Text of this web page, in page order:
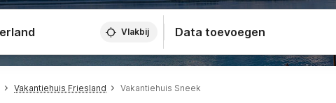
Vlakbij Data toevoegen
Vakantiehuis Friesland Vakantiehuis Sneek